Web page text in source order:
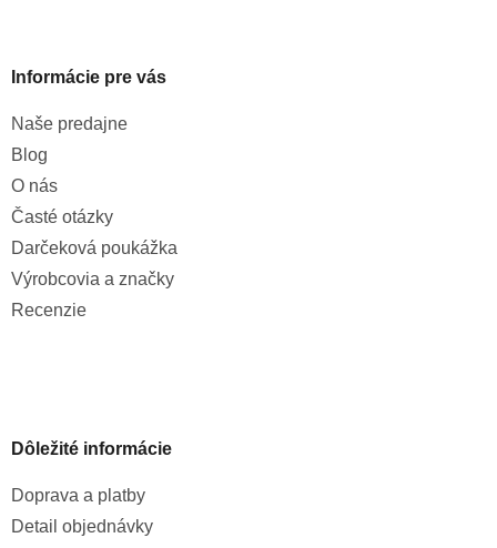
Informácie pre vás
Naše predajne
Blog
O nás
Časté otázky
Darčeková poukážka
Výrobcovia a značky
Recenzie
Dôležité informácie
Doprava a platby
Detail objednávky